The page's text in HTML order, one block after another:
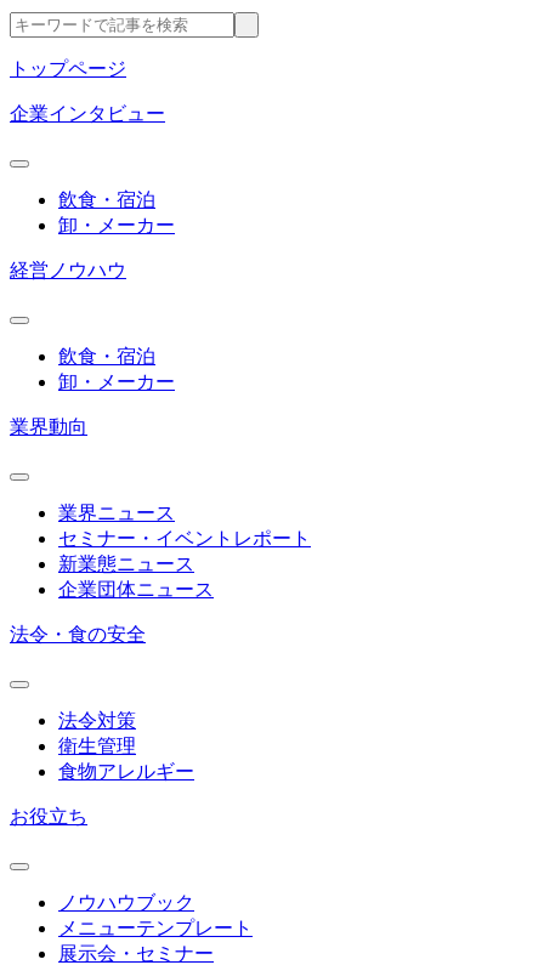
トップページ
企業インタビュー
飲食・宿泊
卸・メーカー
経営ノウハウ
飲食・宿泊
卸・メーカー
業界動向
業界ニュース
セミナー・イベントレポート
新業態ニュース
企業団体ニュース
法令・食の安全
法令対策
衛生管理
食物アレルギー
お役立ち
ノウハウブック
メニューテンプレート
展示会・セミナー